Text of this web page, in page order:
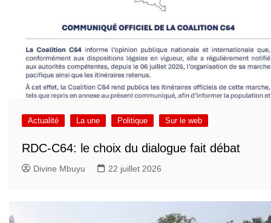
Actualité La une Politique Sur le web
RDC-C64: le choix du dialogue fait débat
Divine Mbuyu 22 juillet 2026